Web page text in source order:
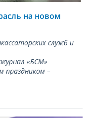
на новом
служб и
«БСМ»
праздником –